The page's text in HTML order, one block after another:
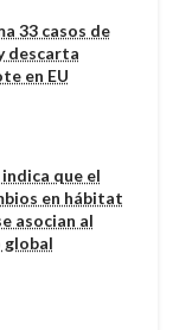
33 casos de
descarta
en EU
que el
en hábitat
asocian al